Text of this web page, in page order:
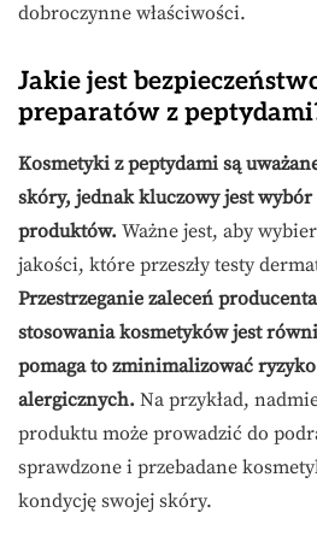
dobroczynne właściwości.
Jakie jest
preparatów z
Kosmetyki z peptydami są
skóry, jednak kluczowy jest
produktów. Ważne jest, aby
jakości, które przeszły testy
Przestrzeganie zaleceń
stosowania kosmetyków jest
pomaga to zminimalizować
alergicznych. Na przykład,
produktu może prowadzić do
sprawdzone i przebadane
kondycję swojej skóry.